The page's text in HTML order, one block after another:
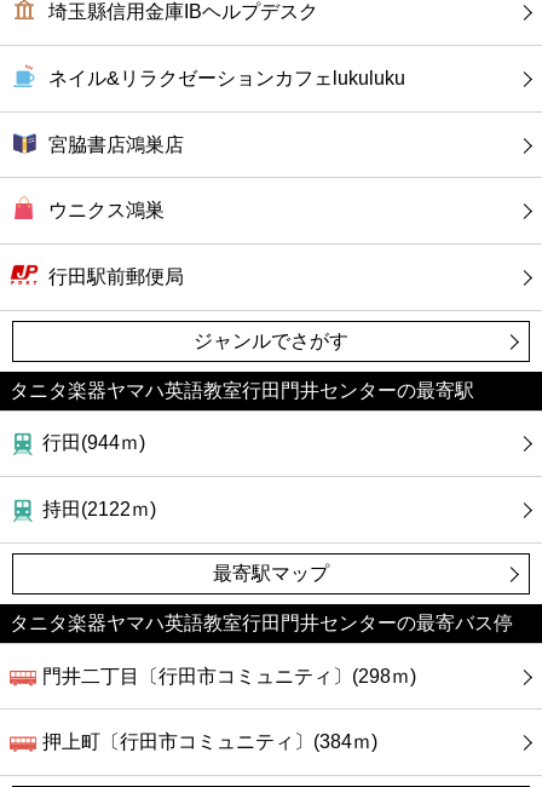
ファーストフード
カフェ
ショッピング
銀行
公共
埼玉縣信用金庫IBヘルプデスク
ネイル&リラクゼーションカフェlukuluku
宮脇書店鴻巣店
ウニクス鴻巣
行田駅前郵便局
ジャンルでさがす
タニタ楽器ヤマハ英語教室行田門井センターの最寄駅
行田(944ｍ)
持田(2122ｍ)
最寄駅マップ
タニタ楽器ヤマハ英語教室行田門井センターの最寄バス停
門井二丁目〔行田市コミュニティ〕(298ｍ)
押上町〔行田市コミュニティ〕(384ｍ)